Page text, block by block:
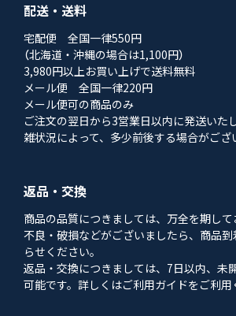
配送・送料
宅配便 全国一律550円
（北海道・沖縄の場合は1,100円）
3,980円以上お買い上げで送料無料
メール便 全国一律220円
メール便可の商品のみ
ご注文の翌日から3営業日以内に発送いた
雑状況によって、多少前後する場合がござ
返品・交換
商品の品質につきましては、万全を期し
不良・破損などがございましたら、商品
らせください。
返品・交換につきましては、7日以内、未
可能です。詳しくはご利用ガイドをご利用